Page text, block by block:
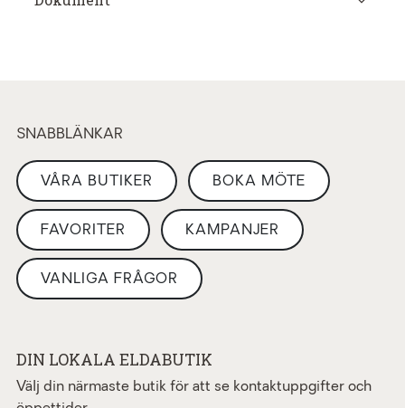
SNABBLÄNKAR
VÅRA BUTIKER BOKA MÖTE
FAVORITER KAMPANJER
VANLIGA FRÅGOR
DIN LOKALA ELDABUTIK
Välj din närmaste butik för att se kontaktuppgifter och